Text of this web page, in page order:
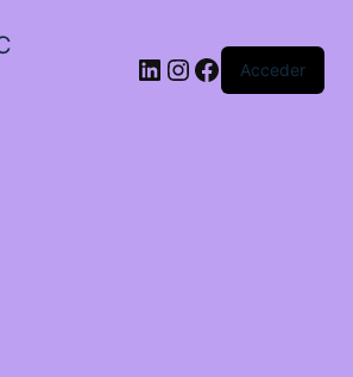
LinkedIn
Instagram
Facebook
Acceder